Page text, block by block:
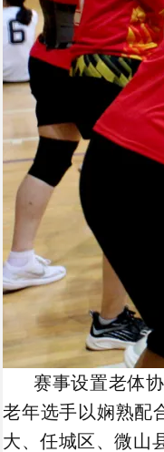
赛事设置老体
老年选手以娴熟配
大、任城区、微山